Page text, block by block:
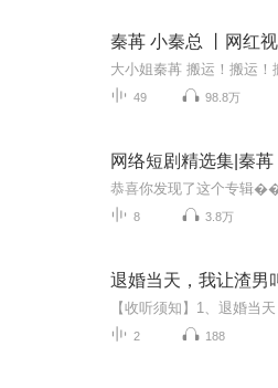
秦苒 小秦总 丨网红视
大小姐秦苒 搬运！搬运！
49 98.8万
网络短剧精选集|秦苒
8 3.8万
退婚当天，我让渣男
2 188